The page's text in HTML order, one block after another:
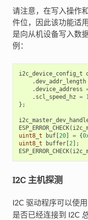
请注意，在写入操作
件位，因此该功能适
是向从机设备写入数
例：
i2c_device_config_t
.dev_addr_length
.device_address
. scl_speed_hz =
};
ESP_ERROR_CHECK(
uint8_t
buf[ 20] = {
uint8_t
buffer[ 2];
ESP_ERROR_CHECK(
I2C 主机探测
I2C 驱动程序可以使用
是否已经连接到 I2C